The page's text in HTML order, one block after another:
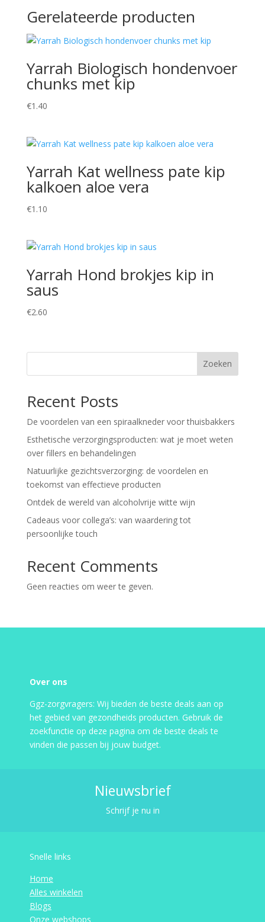
Gerelateerde producten
Yarrah Biologisch hondenvoer
chunks met kip
€1.40
Yarrah Kat wellness pate kip
kalkoen aloe vera
€1.10
Yarrah Hond brokjes kip in
saus
€2.60
Zoeken
Recent Posts
De voordelen van een spiraalkneder voor thuisbakkers
Esthetische verzorgingsproducten: wat je moet weten
over fillers en behandelingen
Natuurlijke gezichtsverzorging: de voordelen en
toekomst van effectieve producten
Ontdek de wereld van alcoholvrije witte wijn
Cadeaus voor collega’s: van waardering tot
persoonlijke touch
Recent Comments
Geen reacties om weer te geven.
Over ons
Ggz-zorgvragers: Wij bieden de beste deals aan op
het gebied van gezondheids producten. Gebruik de
zoekfunctie op deze pagina om de beste deals te
vinden die passen bij jouw budget.
Nieuwsbrief
Schrijf je nu in
Snelle links
Home
Alles winkelen
Blogs
Onze webshops